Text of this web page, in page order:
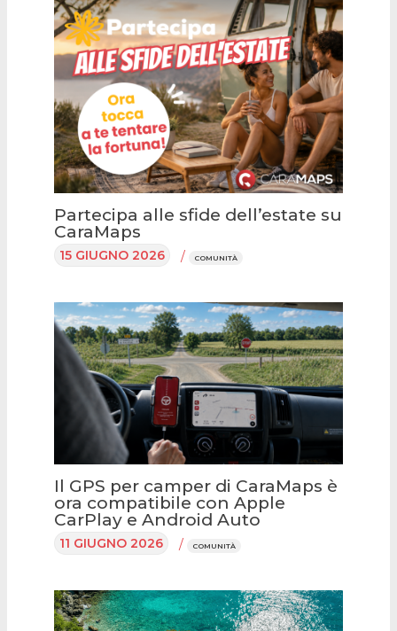
Partecipa alle sfide dell’estate su
CaraMaps
15 GIUGNO 2026 / COMUNITÀ
Il GPS per camper di CaraMaps è
ora compatibile con Apple
CarPlay e Android Auto
11 GIUGNO 2026 / COMUNITÀ